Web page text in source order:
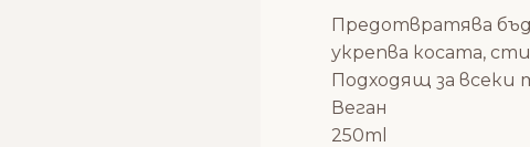
Предотвратява
укрепва косата,
Подходящ за всеки
Веган
250ml